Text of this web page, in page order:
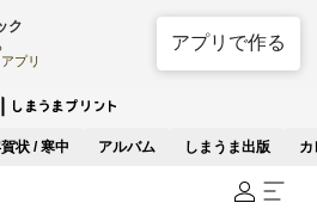
ク
プリ
アプリで作る
状 / 寒中 アルバム しまうま出版 カ